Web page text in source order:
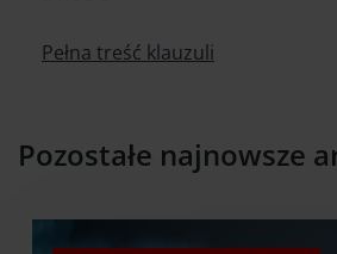
Pełna treść klauzuli
Pozostałe najnowsze